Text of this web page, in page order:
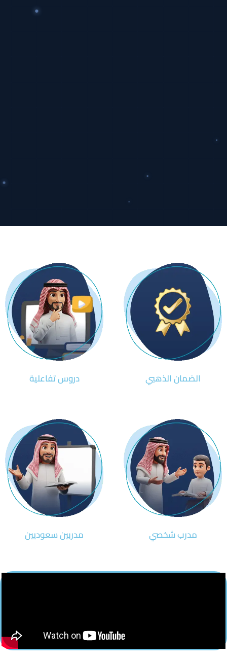
الضمان الذهبي دروس تفاعلية
مدرب شخصي مدربين سعوديين